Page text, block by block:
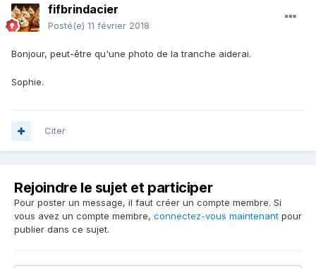
fifbrindacier
Posté(e) 11 février 2018
Bonjour, peut-être qu'une photo de la tranche aiderai.
Sophie.
Citer
Rejoindre le sujet et participer
Pour poster un message, il faut créer un compte membre. Si
vous avez un compte membre, connectez-vous maintenant pour
publier dans ce sujet.